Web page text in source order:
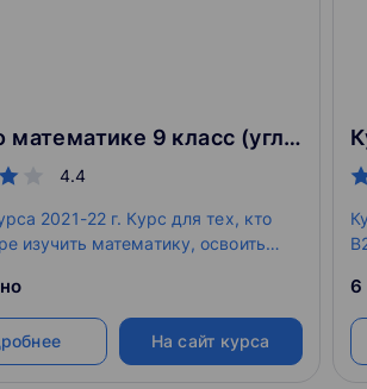
Курс по математике 9 класс (углублённый уровень)
4.4
2021-22 г. Курс для тех, кто
изучить математику, освоить
с красивыми конструкциями
На сайт курса
6